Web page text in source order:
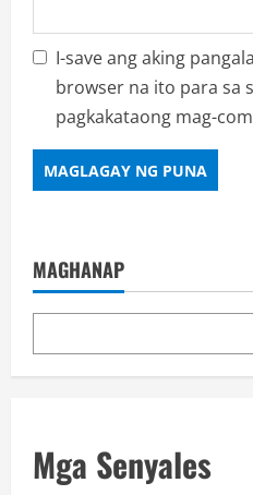
I-save ang aking
browser na ito para sa
pagkakataong mag-
MAGHANAP
Mga Senyales